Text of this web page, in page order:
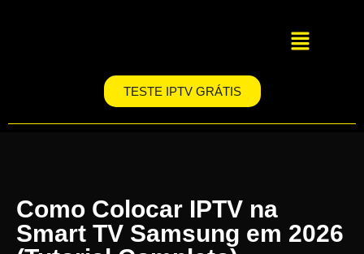
TESTE IPTV GRÁTIS
Como Colocar IPTV na
Smart TV Samsung em 2026